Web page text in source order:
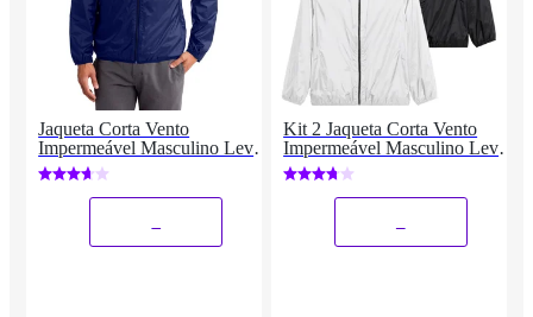
Jaqueta Corta Vento
Impermeável Masculino Leve
e Confortável Estilo Casual
Corrida
Kit 2 Jaqueta Corta Vento
Impermeável Masculino Leve
e Confortável Estilo Casual
Liso